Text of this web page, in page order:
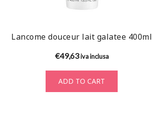
Lancome douceur lait galatee 400ml
€49,63 iva inclusa
ADD TO CART